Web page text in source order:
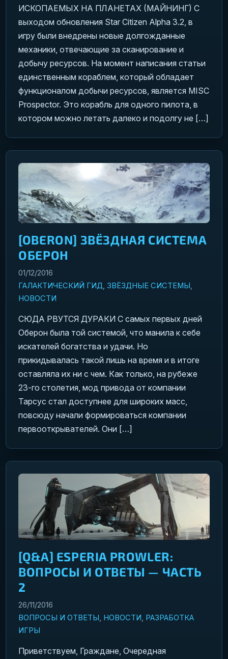
ИСКОПАЕМЫХ НА ПЛАНЕТАХ (МАЙНИНГ) С
выходом обновления Star Citizen Alpha 3.2, в
игру были внедрены новые долгожданные
механики, отвечающие за сканирование и
добычу ресурсов. На момент написания статьи
единственным кораблем, который обладает
функционалом добычи ресурсов, является MISC
Prospector. Это корабль для одного пилота, в
котором можно летать далеко и подолгу не […]
[OBERON] ЗВЁЗДНАЯ СИСТЕМА
ОБЕРОН
01/12/2016
ГАЛАКТИЧЕСКИЙ ГИД ЗВЁЗДНЫЕ СИСТЕМЫ
НОВОСТИ
СЮДА РВУТСЯ ДУРАКИ С самых первых дней
Оберон была той системой, что манила к себе
искателей богатства и удачи. Но
прикидывалась такой лишь на время и в итоге
оставляла их ни с чем. Как только, на рубеже
23-го столетия, мод привода от компании
Тарсус стал доступнее для широких масс,
повсюду начали формироваться компании
первооткрывателей. Они […]
[Q&A] ESPERIA PROWLER:
ВОПРОСЫ И ОТВЕТЫ — ЧАСТЬ
2
26/11/2016
ВОПРОСЫ И ОТВЕТЫ, НОВОСТИ, РАЗРАБОТКА
ИГРЫ
Приветствуем, Граждане, Очередная